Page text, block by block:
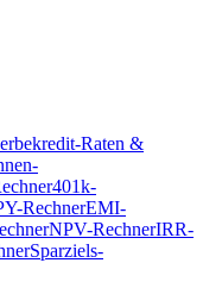
Raten &
401k-
RechnerEMI-
NPV-RechnerIRR-
Sparziels-